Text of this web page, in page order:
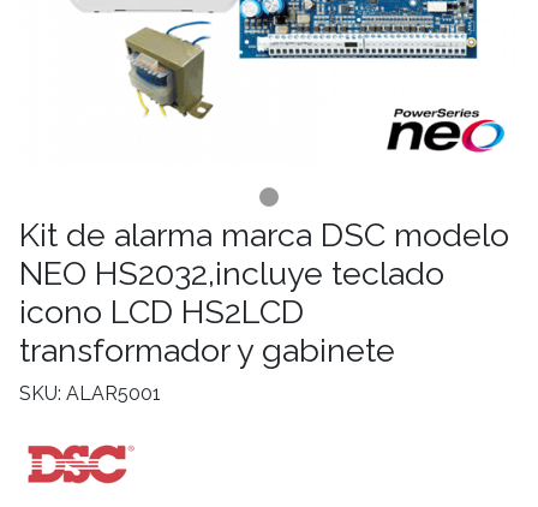
Kit de alarma marca DSC modelo
NEO HS2032,incluye teclado
icono LCD HS2LCD
transformador y gabinete
SKU: ALAR5001